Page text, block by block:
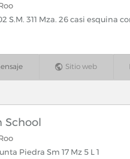
S.M. 311 Mza. 26 casi esquina
Sitio web
School
Piedra Sm 17 Mz 5 L 1